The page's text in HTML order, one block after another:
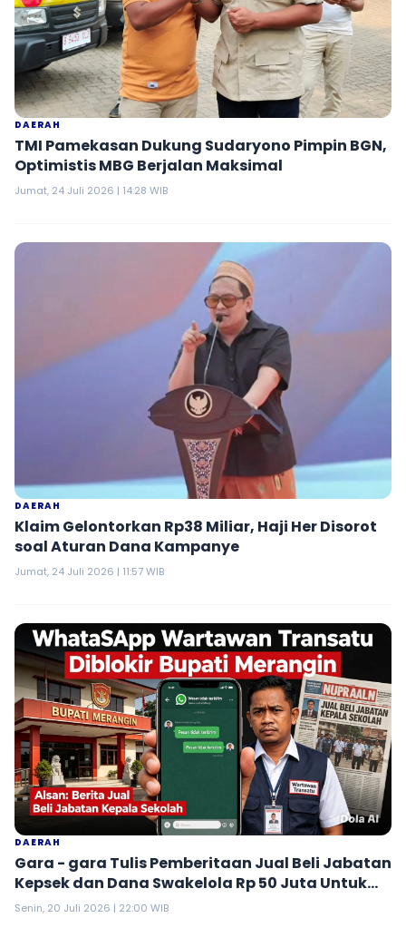
DAERAH
TMI Pamekasan Dukung Sudaryono Pimpin BGN,
Optimistis MBG Berjalan Maksimal
Jumat, 24 Juli 2026 | 14:28 WIB
DAERAH
Klaim Gelontorkan Rp38 Miliar, Haji Her Disorot
soal Aturan Dana Kampanye
Jumat, 24 Juli 2026 | 11:57 WIB
DAERAH
Gara - gara Tulis Pemberitaan Jual Beli Jabatan
Kepsek dan Dana Swakelola Rp 50 Juta Untuk
Tabir, Bupati Merangin Blokir Wartawan
Senin, 20 Juli 2026 | 22:00 WIB